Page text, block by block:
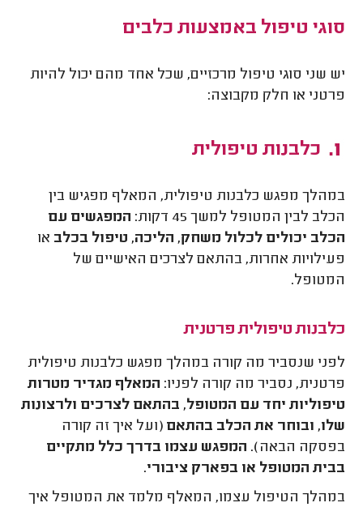
סוגי טיפול באמצעות כלבים
יש שני סוגי טיפול מרכזיים, שכל אחד מהם יכול להיות
פרטני או חלק מקבוצה:
כלבנות טיפולית
במהלך מפגש כלבנות טיפולית, המאלף מפגיש בין
הכלב לבין המטופל למשך 45 דקות:
המפגשים עם
הכלב יכולים לכלול משחק, הליכה, טיפול בכלב או
פעילויות אחרות, בהתאם לצרכים האישיים של
המטופל.
כלבנות טיפולית פרטנית
לפני שנסביר מה קורה במהלך מפגש כלבנות טיפולית
פרטנית, נסביר מה קורה לפניו: המאלף מגדיר מטרות
טיפוליות יחד עם המטופל, בהתאם לצרכים ולרצונות
שלו, ובוחר את הכלב בהתאם (ועל איך זה קורה
בפסקה הבאה). המפגש עצמו בדרך כלל מתקיים
בבית המטופל או בפארק ציבורי.
במהלך הטיפול עצמו, המאלף מלמד את המטופל איך